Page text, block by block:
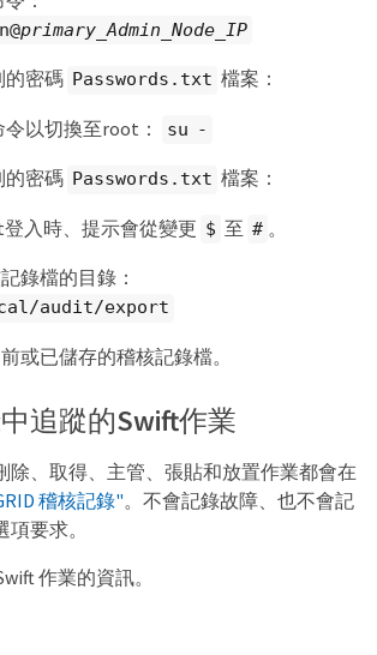
primary_Admin_Node_IP
的密碼 Passwords.txt 檔案：
以切換至root： su -
的密碼 Passwords.txt 檔案：
入時、提示會從變更 $ 至 # 。
錄檔的目錄：
audit/export
或已儲存的稽核記錄檔。
追蹤的Swift作業
除、取得、主管、張貼和放置作業都會在
稽核記錄"。不會記錄故障、也不會記
要求。
作業的資訊。